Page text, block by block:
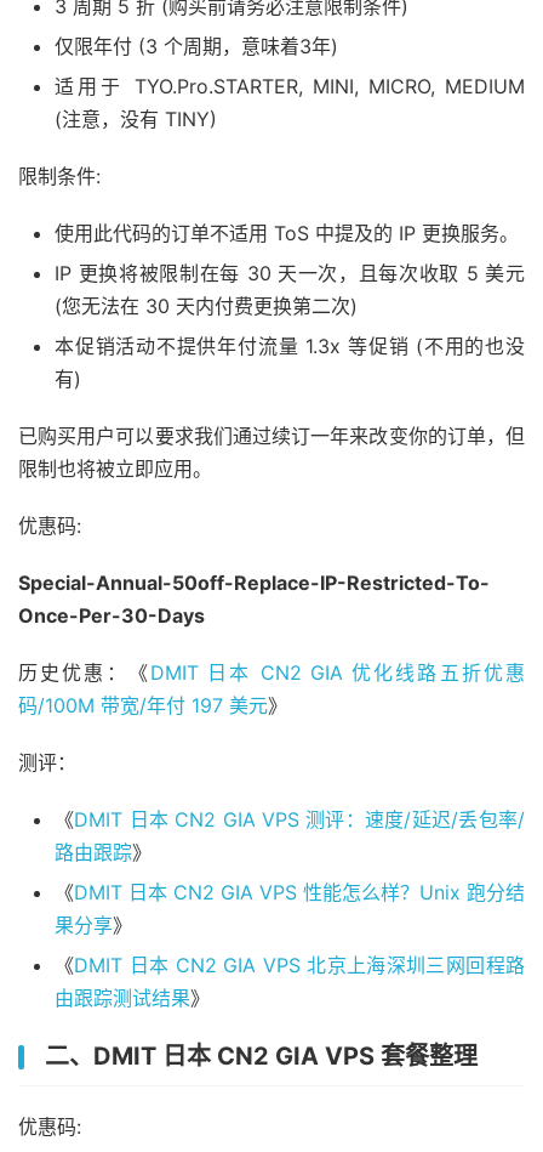
3 周期 5 折 (购买前请务必注意限制条件)
仅限年付 (3 个周期，意味着3年)
适用于 TYO.Pro.STARTER, MINI, MICRO, MEDIUM
(注意，没有 TINY)
限制条件:
使用此代码的订单不适用 ToS 中提及的 IP 更换服务。
IP 更换将被限制在每 30 天一次，且每次收取 5 美元
(您无法在 30 天内付费更换第二次)
本促销活动不提供年付流量 1.3x 等促销 (不用的也没
有)
已购买用户可以要求我们通过续订一年来改变你的订单，但
限制也将被立即应用。
优惠码:
Special-Annual-50off-Replace-IP-Restricted-To-
Once-Per-30-Days
历史优惠：《DMIT 日本 CN2 GIA 优化线路五折优惠
码/100M 带宽/年付 197 美元》
测评：
《DMIT 日本 CN2 GIA VPS 测评：速度/延迟/丢包率/
路由跟踪》
《DMIT 日本 CN2 GIA VPS 性能怎么样？Unix 跑分结
果分享》
《DMIT 日本 CN2 GIA VPS 北京上海深圳三网回程路
由跟踪测试结果》
二、DMIT 日本 CN2 GIA VPS 套餐整理
优惠码: